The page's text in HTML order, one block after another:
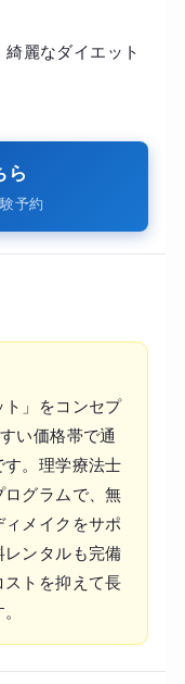
麗なダイエット
ら
予約
」をコンセプ
い価格帯で通
。理学療法士
グラムで、無
メイクをサポ
ンタルも完備
トを抑えて長